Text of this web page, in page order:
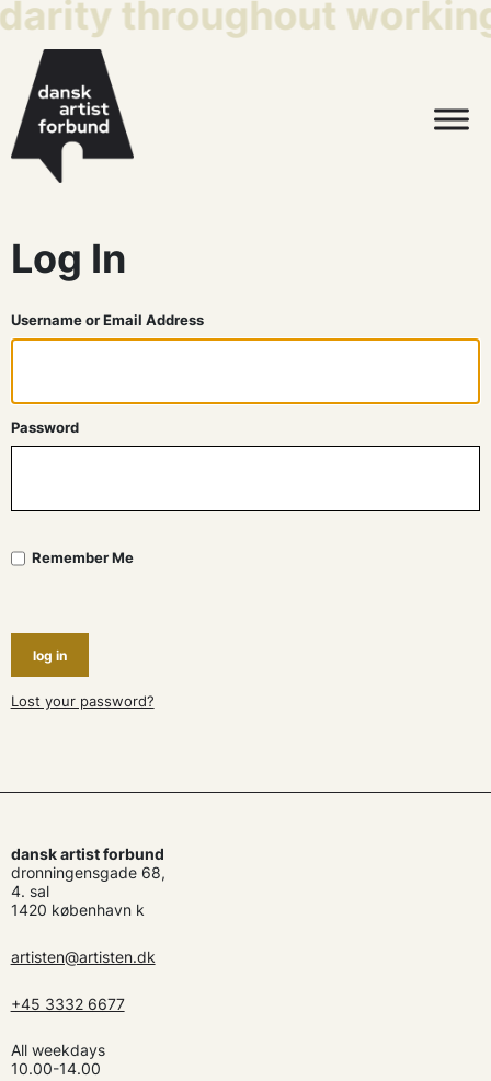
throughout
Log In
Username or Email Address
Password
Remember Me
log in
Lost your password?
dansk artist forbund
dronningensgade 68,
4. sal
1420 københavn k
artisten@artisten.dk
+45 3332 6677
All weekdays
10.00-14.00